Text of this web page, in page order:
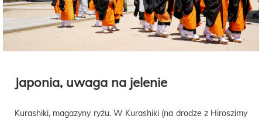
Japonia, uwaga na jelenie
Kurashiki, magazyny ryżu. W Kurashiki (na drodze z Hiroszimy